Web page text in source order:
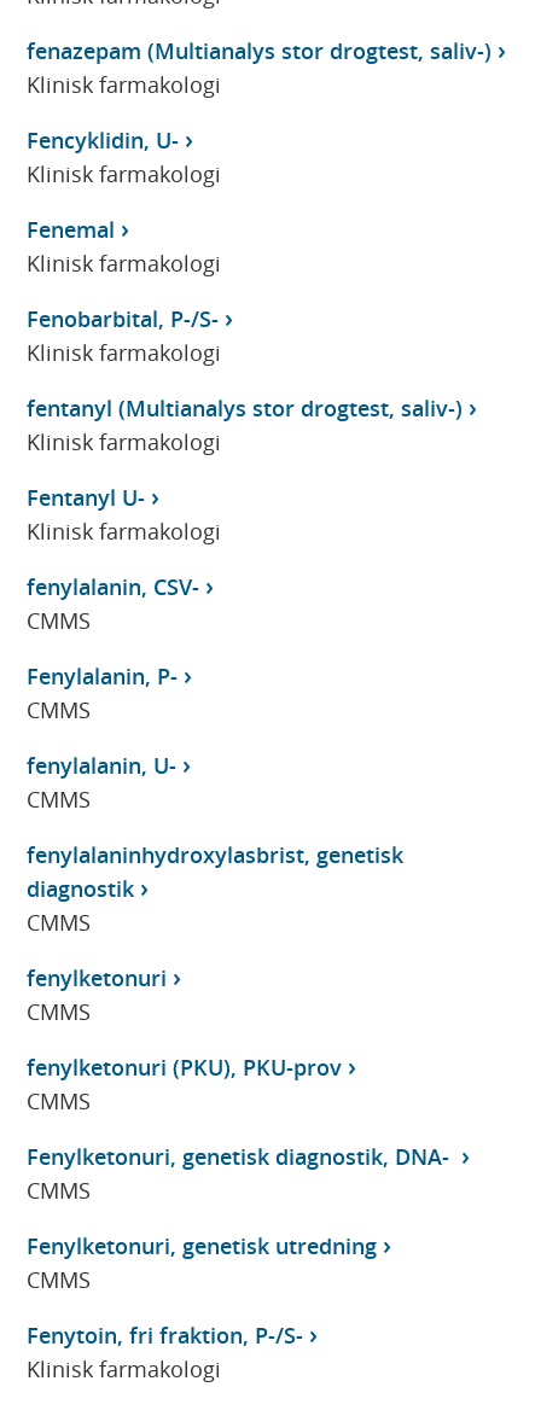
fenazepam (Multianalys stor drogtest, saliv-)
Klinisk farmakologi
Fencyklidin, U-
Klinisk farmakologi
Fenemal
Klinisk farmakologi
Fenobarbital, P-/S-
Klinisk farmakologi
fentanyl (Multianalys stor drogtest, saliv-)
Klinisk farmakologi
Fentanyl U-
Klinisk farmakologi
fenylalanin, CSV-
CMMS
Fenylalanin, P-
CMMS
fenylalanin, U-
CMMS
fenylalaninhydroxylasbrist, genetisk
diagnostik
CMMS
fenylketonuri
CMMS
fenylketonuri (PKU), PKU-prov
CMMS
Fenylketonuri, genetisk diagnostik, DNA-
CMMS
Fenylketonuri, genetisk utredning
CMMS
Fenytoin, fri fraktion, P-/S-
Klinisk farmakologi